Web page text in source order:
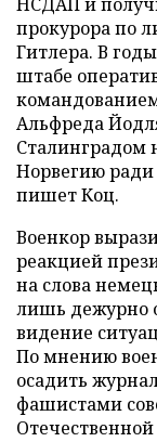
прокурора по
Гитлера. В
штабе
Альфреда
Сталинградом
Норвегию ради
пишет Коц.
Военкор
реакцией
на слова
лишь дежурно
видение
По мнению
осадить
фашистами